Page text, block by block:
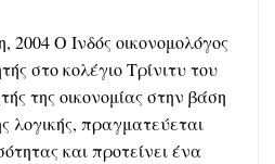
2004 Ο Ινδός οικονομολόγος
στο κολέγιο Τρίνιτυ του
της οικονομίας στην βάση
λογικής, πραγματεύεται
και προτείνει ένα